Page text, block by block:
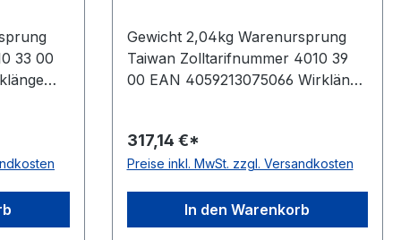
33 00
Norm
22mm
Gewicht 2,04kg Warenursprung
Taiwan Zolltarifnummer 4010 39
00 EAN 4059213075066 Wirklänge
ConCar Ausführung flankenoffen,
formgezahnt antistatisch ja Norm
Zugstrang Polyester Breite 22mm
Höhe 18mm
317,14 €*
Preise inkl. MwSt. zzgl. Versandkosten
In den Warenkorb